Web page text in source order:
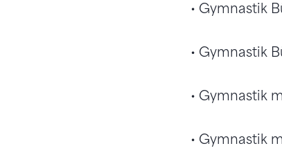
• Gymnastik
• Gymnastik
• Gymnastik
• Gymnastik